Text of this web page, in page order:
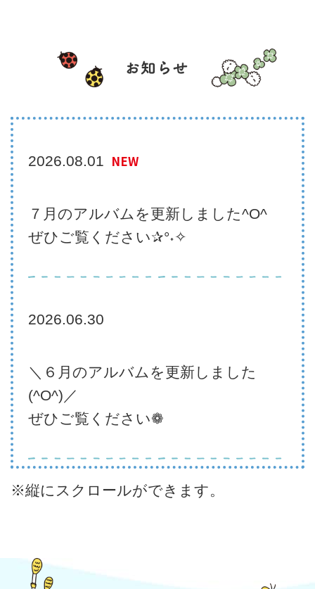
2026.08.01 NEW
７月のアルバムを更新しました^O^
ぜひご覧ください✰°˖✧
2026.06.30
＼６月のアルバムを更新しました
(^O^)／
ぜひご覧ください❁
2026.05.27
ぜひご覧ください⚘
※縦にスクロールができます。